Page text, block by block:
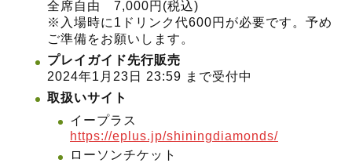
全席自由 7,000円(税込)
※入場時に1ドリンク代600円が必要です。予め
ご準備をお願いします。
プレイガイド先行販売
2024年1月23日 23:59 まで受付中
取扱いサイト
イープラス
https://eplus.jp/shiningdiamonds/
ローソンチケット